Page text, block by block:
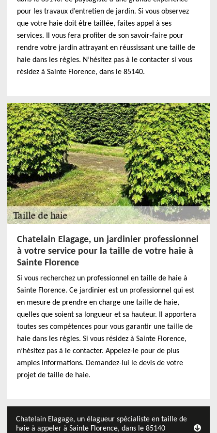
pour les travaux d’entretien de jardin. Si vous observez
que votre haie doit être taillée, faites appel à ses
services. Il vous fera profiter de son savoir-faire pour
rendre votre jardin attrayant en réussissant une taille de
haie dans les règles. N’hésitez pas à le contacter si vous
résidez à Sainte Florence, dans le 85140.
Chatelain Elagage, un jardinier professionnel
à votre service pour la taille de votre haie à
Sainte Florence
Si vous recherchez un professionnel en taille de haie à
Sainte Florence. Ce jardinier est un professionnel qui est
en mesure de prendre en charge une taille de haie,
quelles que soient sa longueur et sa hauteur. Il apportera
toutes ses compétences pour vous garantir une taille de
haie dans les règles. Si vous résidez à Sainte Florence,
n’hésitez pas à le contacter. Appelez-le pour de plus
amples informations. Demandez-lui le devis de votre
projet de taille de haie.
Chatelain Elagage, un élagueur spécialiste en taille de
haie à appeler à Sainte Florence, dans le 85140